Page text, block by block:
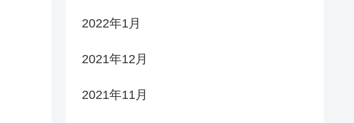
2022年1月
2021年12月
2021年11月